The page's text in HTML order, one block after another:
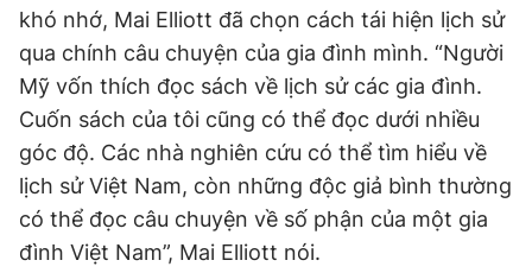
khó nhớ, Mai Elliott đã chọn cách tái hiện lịch sử
qua chính câu chuyện của gia đình mình. “Người
Mỹ vốn thích đọc sách về lịch sử các gia đình.
Cuốn sách của tôi cũng có thể đọc dưới nhiều
góc độ. Các nhà nghiên cứu có thể tìm hiểu về
lịch sử Việt Nam, còn những độc giả bình thường
có thể đọc câu chuyện về số phận của một gia
đình Việt Nam”, Mai Elliott nói.